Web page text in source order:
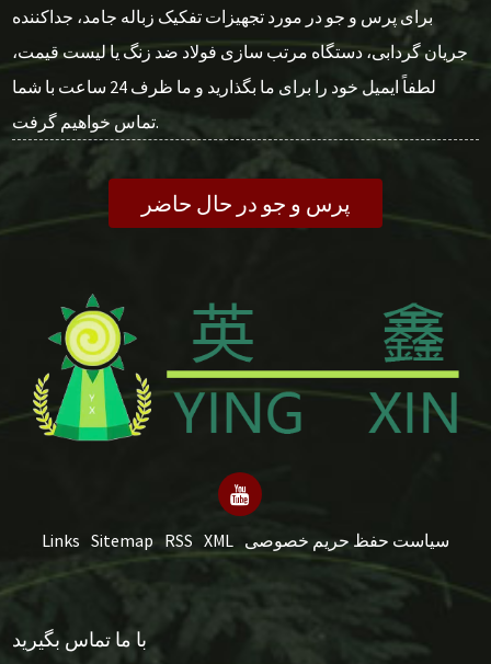
برای پرس و جو در مورد تجهیزات تفکیک زباله جامد، جداکننده
جریان گردابی، دستگاه مرتب سازی فولاد ضد زنگ یا لیست قیمت،
لطفاً ایمیل خود را برای ما بگذارید و ما ظرف 24 ساعت با شما
تماس خواهیم گرفت.
پرس و جو در حال حاضر
Links Sitemap RSS XML سیاست حفظ حریم خصوصی
با ما تماس بگیرید